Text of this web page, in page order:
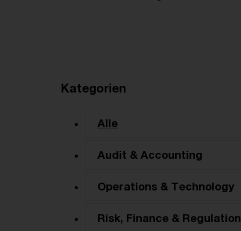
Kategorien
Alle
Audit & Accounting
Operations & Technology
Risk, Finance & Regulation